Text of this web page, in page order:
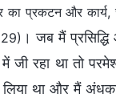
प्रकटन और कार्य,
। जब मैं
जी रहा था तो
था और मैं